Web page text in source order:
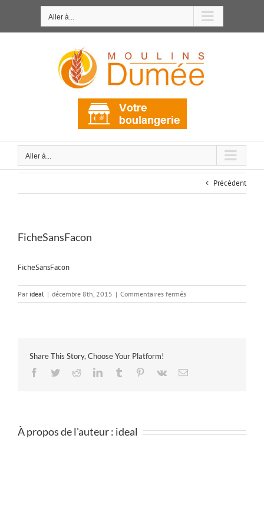
Aller à...
Aller à...
Précédent
FicheSansFacon
FicheSansFacon
Par ideal | décembre 8th, 2015 | Commentaires ferméssur
FicheSansFacon
Share This Story, Choose Your Platform!
Facebook
TwitterRedditLinkedInTumblr Pinterest
Vk Email
À propos de l'auteur : ideal